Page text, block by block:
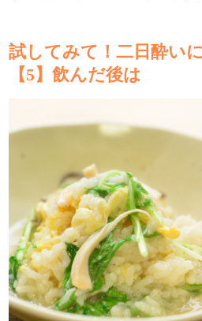
試してみて！二日酔い
【5】飲んだ後は